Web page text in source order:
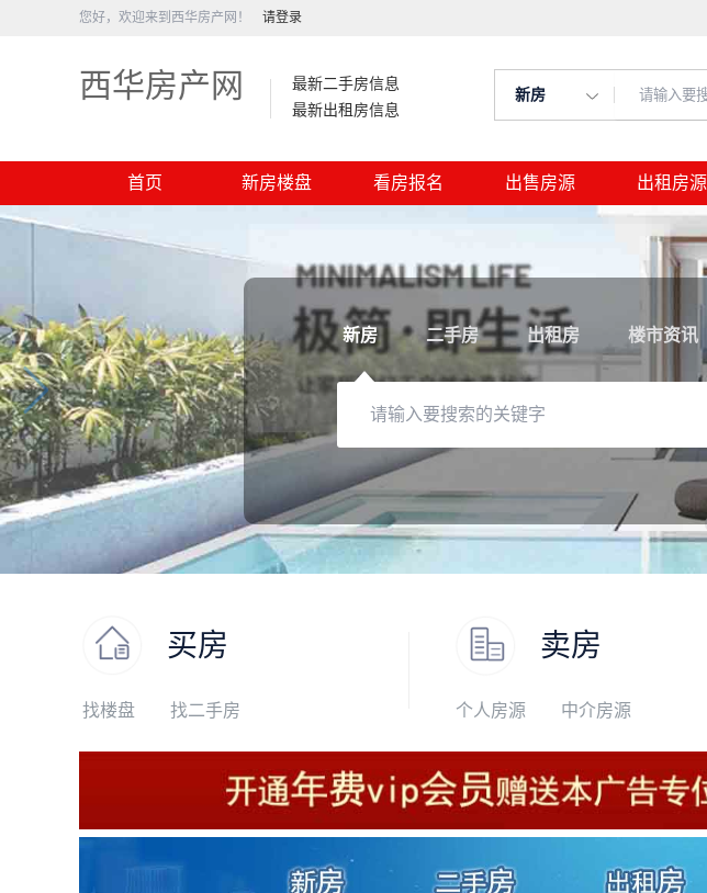
您好，欢迎来到西华房产网！ 请登录
西华房产网
最新二手房信息
最新出租房信息
新房
首页 新房楼盘 看房报名 出售房源 出租房源
新房 二手房 出租房 楼市资讯
买房
找楼盘 找二手房
卖房
个人房源 中介房源